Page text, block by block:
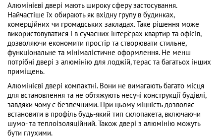
Алюмінієві двері мають широку сферу застосування.
Найчастіше їх обирають як вхідну групу в будинках,
комерційних чи громадських закладах. Таке рішення може
використовуватися і в сучасних інтер’єрах квартир та офісів,
дозволяючи економити простір та створювати стильне,
функціональне та мінімалістичне оформлення. Не менш
потрібні двері з алюмінію для лоджій, терас та багатьох інших
приміщень.
Алюмінієві двері компактні. Вони не вимагають багато місця
для встановлення та не обтяжують несучі конструкції будівлі,
завдяки чому є безпечними. При цьому міцність дозволяє
встановити в профіль будь-який тип склопакета, включаючи
шумо- та теплоізоляційний. Також двері з алюмінію можуть
бути глухими.